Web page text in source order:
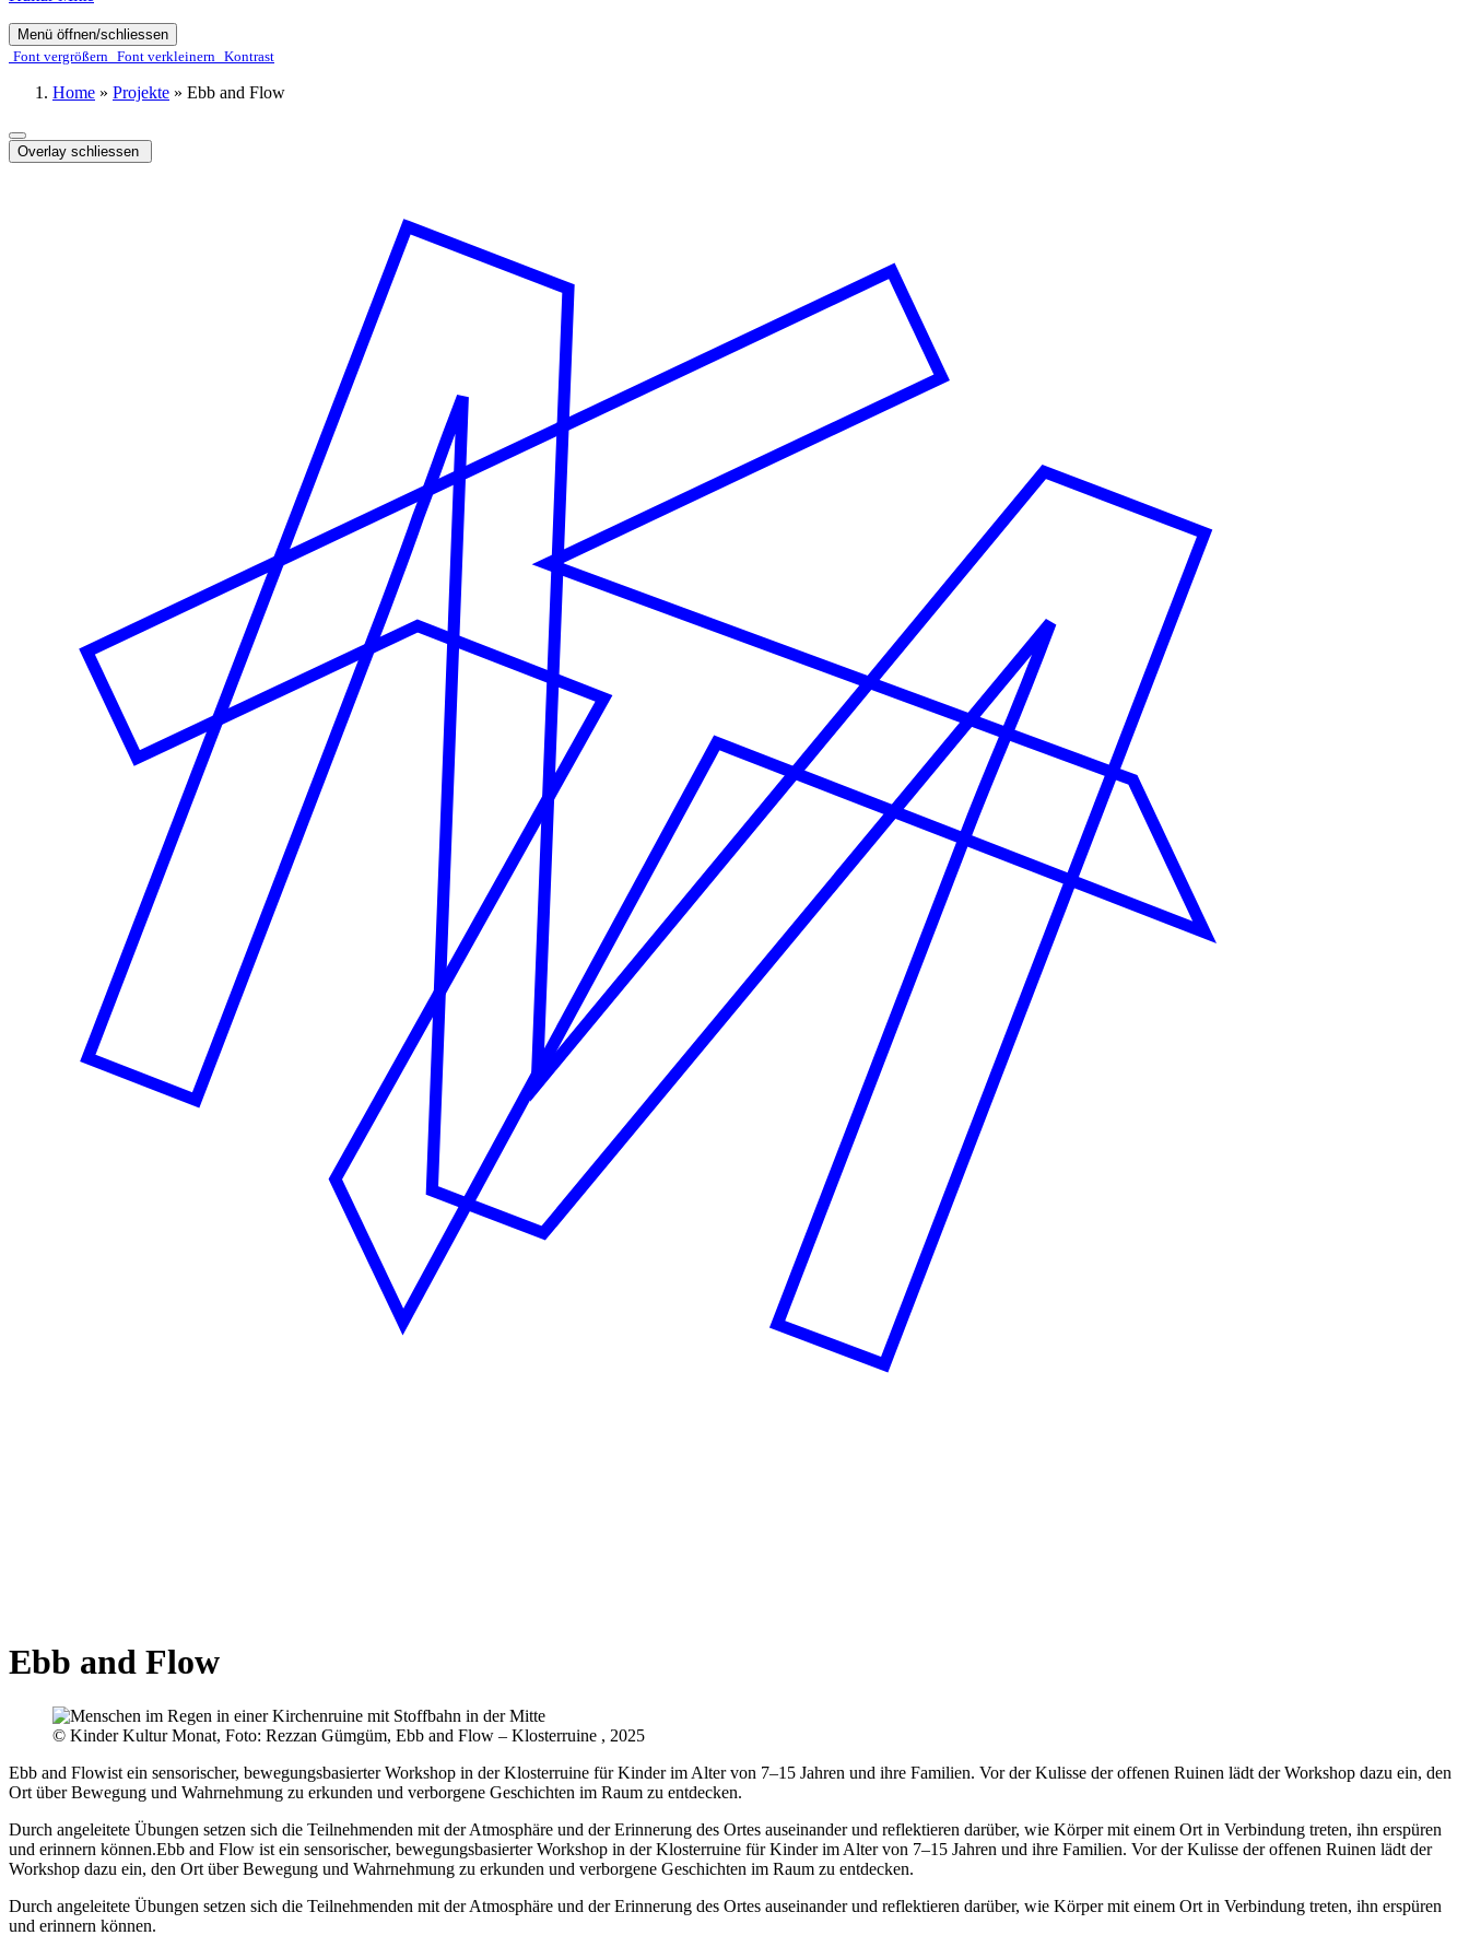
Menü öffnen/schliessen
Font ver­­größern Font ver­­kleinern Kontrast
Home » Projekte » Ebb and Flow
Overlay schliessen
Ebb and Flow
© Kinder Kultur Monat, Foto: Rezzan Gümgüm, Ebb and Flow – Klosterruine , 2025
Ebb and Flowist ein sensorischer, bewegungsbasierter Workshop in der Klosterruine für Kinder im Alter von 7–15 Jahren und ihre Familien. Vor der Kulisse der offenen Ruinen lädt der Workshop dazu ein, den
Ort über Bewegung und Wahrnehmung zu erkunden und verborgene Geschichten im Raum zu entdecken.
Durch angeleitete Übungen setzen sich die Teilnehmenden mit der Atmosphäre und der Erinnerung des Ortes auseinander und reflektieren darüber, wie Körper mit einem Ort in Verbindung treten, ihn erspüren
und erinnern können.Ebb and Flow ist ein sensorischer, bewegungsbasierter Workshop in der Klosterruine für Kinder im Alter von 7–15 Jahren und ihre Familien. Vor der Kulisse der offenen Ruinen lädt der
Workshop dazu ein, den Ort über Bewegung und Wahrnehmung zu erkunden und verborgene Geschichten im Raum zu entdecken.
Durch angeleitete Übungen setzen sich die Teilnehmenden mit der Atmosphäre und der Erinnerung des Ortes auseinander und reflektieren darüber, wie Körper mit einem Ort in Verbindung treten, ihn erspüren
und erinnern können.